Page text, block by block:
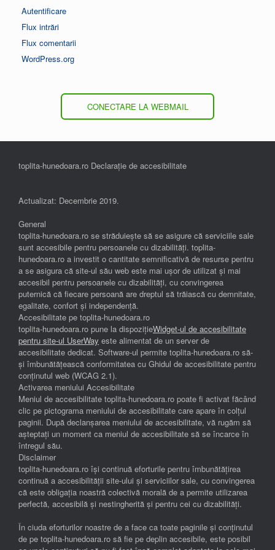
Autentificare
Flux intrări
Flux comentarii
WordPress.org
CONECTARE LA WEBMAIL
toplita-hunedoara.ro Declarație de accesibilitate
Actualizat: Decembrie 2019.
General
toplita-hunedoara.ro se străduiește să se asigure că serviciile sale
sunt accesibile pentru persoanele cu dizabilități. toplita-
hunedoara.ro a investit o cantitate semnificativă de resurse pentru
a se asigura că site-ul său web este mai ușor de utilizat și mai
accesibil pentru persoanele cu dizabilități, cu convingerea
puternică că fiecare persoană are dreptul să trăiască cu demnitate,
egalitate, confort și independenţă.
Accesibilitate pe toplita-hunedoara.ro
toplita-hunedoara.ro pune la dispozițieWidget-ul de accesibilitate
pentru site-ul UserWay este alimentat de un server de
accesibilitate dedicat. Software-ul permite toplita-hunedoara.ro să-
și îmbunătățească conformitatea cu Ghidul de accesibilitate pentru
conținutul web (WCAG 2.1).
Activarea meniului Accesibilitate
Meniul de accesibilitate toplita-hunedoara.ro poate fi activat făcând
clic pe pictograma meniului de accesibilitate care apare în colțul
paginii. După declanșarea meniului de accesibilitate, vă rugăm să
așteptați un moment ca meniul de accesibilitate să se încarce în
întregul său.
Disclaimer
toplita-hunedoara.ro își continuă eforturile pentru îmbunătățirea
continuă a accesibilității site-ului și serviciilor sale, cu convingerea
că este obligația noastră colectivă morală de a permite utilizarea
perfectă, accesibilă și nestingherită și pentru cei cu dizabilități.
În ciuda eforturilor noastre de a face ca toate paginile și conținutul
de pe toplita-hunedoara.ro să fie pe deplin accesibile, este posibil